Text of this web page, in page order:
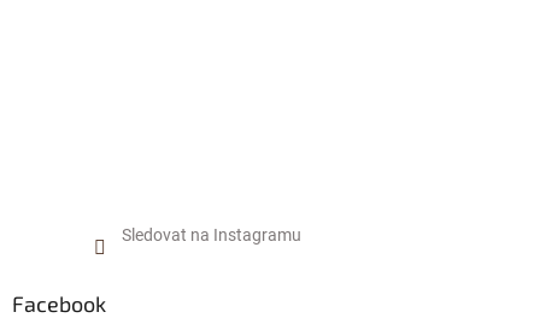
Sledovat na Instagramu
Facebook